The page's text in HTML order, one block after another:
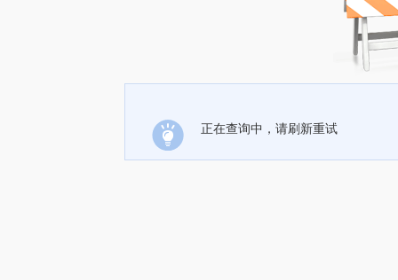
正在查询中，请刷新重试